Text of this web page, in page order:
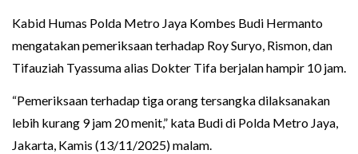
Kabid Humas Polda Metro Jaya Kombes Budi Hermanto
mengatakan pemeriksaan terhadap Roy Suryo, Rismon, dan
Tifauziah Tyassuma alias Dokter Tifa berjalan hampir 10 jam.
“Pemeriksaan terhadap tiga orang tersangka dilaksanakan
lebih kurang 9 jam 20 menit,” kata Budi di Polda Metro Jaya,
Jakarta, Kamis (13/11/2025) malam.